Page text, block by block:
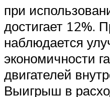
при
достигает 12%.
наблюдается
экономичности
двигателей
Выигрыш в